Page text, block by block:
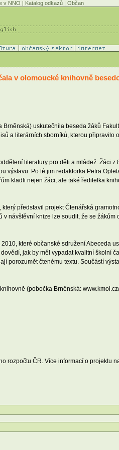
v NNO | Katalog odkazů | Občan
v olomoucké knihovně
uskutečnila beseda žáků
a literárních sborníků, kterou připravilo
literatury pro děti a mládež. Žáci
výstavu. Po té jim redaktorka Petra
kladli nejen žáci, ale také ředitelka
představil projekt Čtenářská
návštěvní knize lze soudit, že se
které občanské sdružení Abeceda
jak by měl vypadat kvalitní školní
porozumět čtenému textu. Součástí
(pobočka Brněnská:
rozpočtu ČR. Více informací o projektu